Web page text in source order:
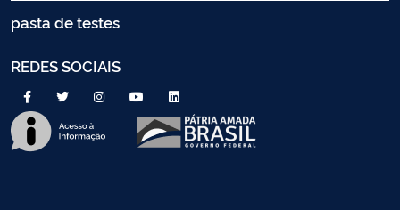
pasta de testes
REDES SOCIAIS